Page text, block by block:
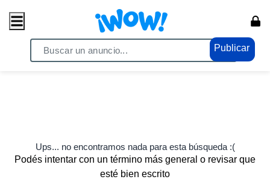
Publicar
Ups... no encontramos nada para esta búsqueda :(
Podés intentar con un término más general o revisar que
esté bien escrito